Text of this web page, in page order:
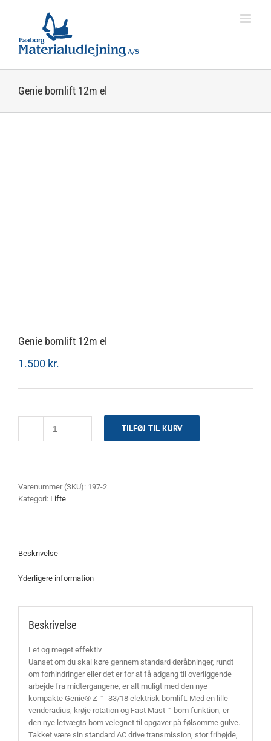
Genie bomlift 12m el
Genie bomlift 12m el
1.500 kr.
Genie
antal
TILFØJ TIL KURV
Varenummer (SKU): 197-2
Kategori: Lifte
Beskrivelse
Yderligere information
Beskrivelse
Let og meget effektiv
Uanset om du skal køre gennem standard døråbninger, rundt
om forhindringer eller det er for at få adgang til overliggende
arbejde fra midtergangene, er alt muligt med den nye
kompakte Genie® Z ™ -33/18 elektrisk bomlift. Med en lille
venderadius, krøje rotation og Fast Mast ™ bom funktion, er
den nye letvægts bom velegnet til opgaver på følsomme gulve.
Takket være sin standard AC drive transmission, stor frihøjde,